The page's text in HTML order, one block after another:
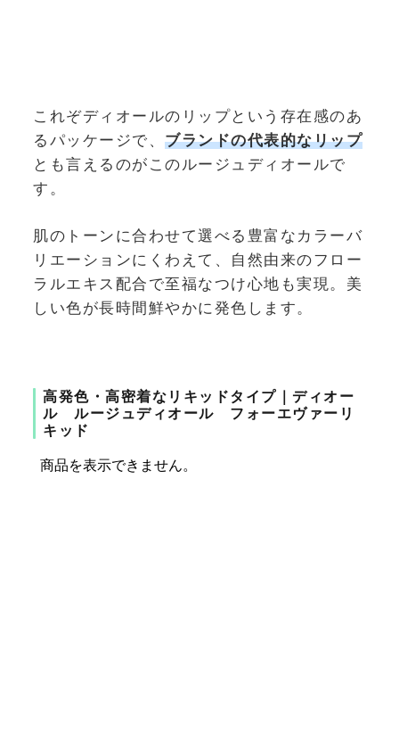
これぞディオールのリップという存在感のあ
るパッケージで、 ブランドの代表的なリップ
とも言えるのがこのルージュディオールで
す。
肌のトーンに合わせて選べる豊富なカラーバ
リエーションにくわえて、自然由来のフロー
ラルエキス配合で至福なつけ心地も実現。美
しい色が長時間鮮やかに発色します。
高発色・高密着なリキッドタイプ｜ディオー
ル ルージュディオール フォーエヴァーリ
キッド